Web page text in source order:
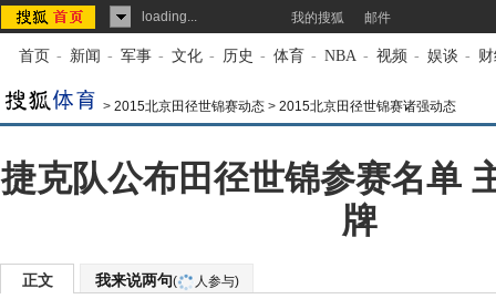
loading... 我的搜狐 邮件
首页 - 新闻 - 军事 - 文化 - 历史 - 体育 - NBA - 视频 - 娱谈 -
> 2015北京田径世锦赛动态 > 2015北京田径世锦赛诸强动态
捷克队公布田径世锦参赛名单
牌
正文 我来说两句( 人参与)